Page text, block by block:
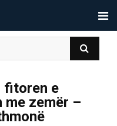
fitoren e
me zemër –